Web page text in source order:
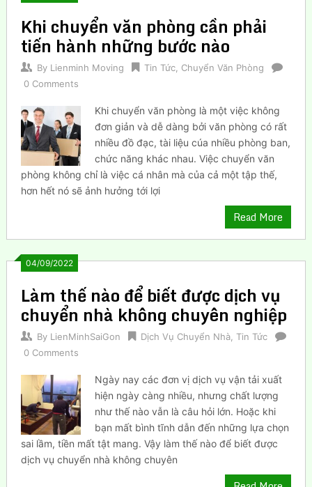
Khi chuyển văn phòng cần phải
tiến hành những bước nào
By Lienminh Moving Tin Tức, Chuyển Văn Phòng
0 Comments
Khi chuyển văn phòng là một việc không
đơn giản và dễ dàng bởi văn phòng có rất
nhiều đồ đạc, tài liệu cúa nhiều phòng ban,
chức năng khác nhau. Việc chuyển văn
phòng không chỉ là việc cá nhân mà của cả một tập thế,
hơn hết nó sẽ ảnh hưởng tới lợi
Read More
04/09/2022
Làm thế nào để biết được dịch vụ
chuyển nhà không chuyên nghiệp
By LienMinhSaiGon Dịch Vụ Chuyển Nhà, Tin Tức
0 Comments
Ngày nay các đơn vị dịch vụ vận tải xuất
hiện ngày càng nhiều, nhưng chất lượng
như thế nào vẫn là câu hỏi lớn. Hoặc khi
bạn mất bình tĩnh dẫn đến những lựa chọn
sai lầm, tiền mất tật mang. Vậy làm thế nào để biết được
dịch vụ chuyển nhà không chuyên